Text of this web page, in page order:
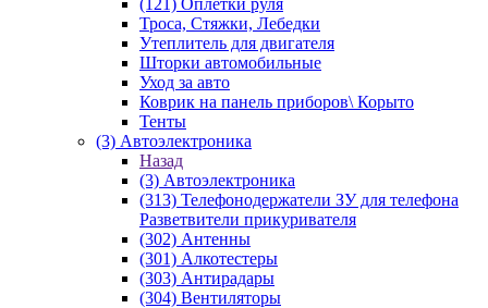
(121) Оплетки руля
Троса, Стяжки, Лебедки
Утеплитель для двигателя
Шторки автомобильные
Уход за авто
Коврик на панель приборов\ Корыто
Тенты
(3) Автоэлектроника
Назад
(3) Автоэлектроника
(313) Телефонодержатели ЗУ для телефона
Разветвители прикуривателя
(302) Антенны
(301) Алкотестеры
(303) Антирадары
(304) Вентиляторы